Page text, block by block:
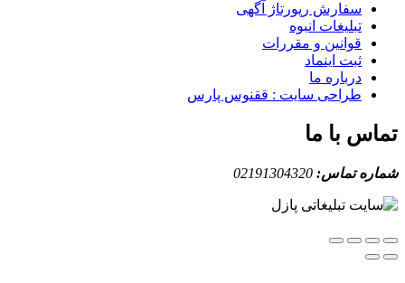
سفارش رپورتاژ آگهی
تبلیغات انبوه
قوانین و مقررات
ثبت اینماد
درباره ما
طراحی سایت : ققنوس پارس
با ما
تماس:02191304320